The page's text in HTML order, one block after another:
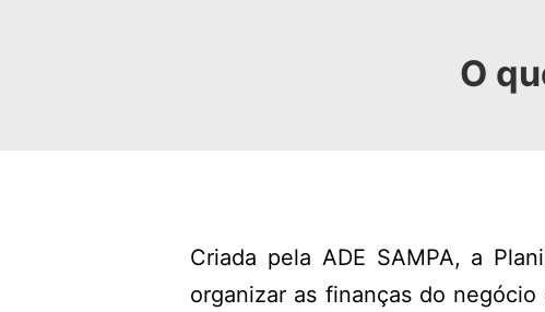
O
Criada pela ADE SAMPA, a
organizar as finanças do